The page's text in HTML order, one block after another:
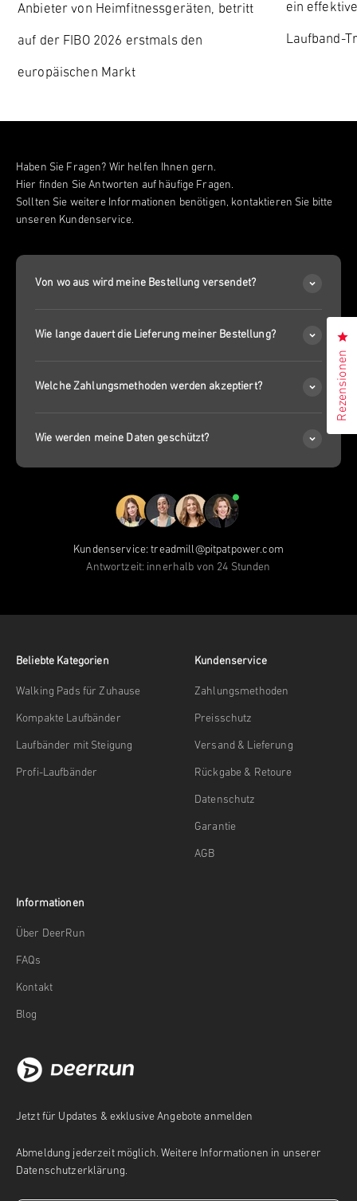
Anbieter von Heimfitnessgeräten, betritt
auf der FIBO 2026 erstmals den
europäischen Markt
ein
Laufband-
Haben Sie Fragen? Wir helfen Ihnen gern.
Hier finden Sie Antworten auf häufige Fragen.
Sollten Sie weitere Informationen benötigen, kontaktieren Sie bitte
unseren Kundenservice.
Von wo aus wird meine Bestellung versendet?
Wie lange dauert die Lieferung meiner Bestellung?
Welche Zahlungsmethoden werden akzeptiert?
Wie werden meine Daten geschützt?
Kundenservice: treadmill@pitpatpower.com
Antwortzeit: innerhalb von 24 Stunden
Beliebte Kategorien
Walking Pads für Zuhause
Kompakte Laufbänder
Laufbänder mit Steigung
Profi-Laufbänder
Kundenservice
Zahlungsmethoden
Preisschutz
Versand & Lieferung
Rückgabe & Retoure
Datenschutz
Garantie
AGB
Informationen
Über DeerRun
FAQs
Kontakt
Blog
Jetzt für Updates & exklusive Angebote anmelden
Abmeldung jederzeit möglich. Weitere Informationen in unserer
Datenschutzerklärung.
Rezensionen